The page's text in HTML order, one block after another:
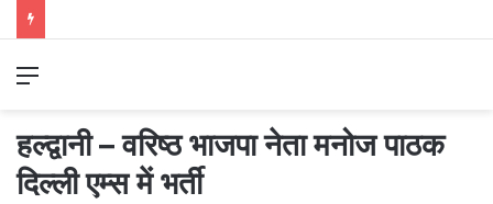
Menu
हल्द्वानी – वरिष्ठ भाजपा नेता मनोज पाठक
दिल्ली एम्स में भर्ती